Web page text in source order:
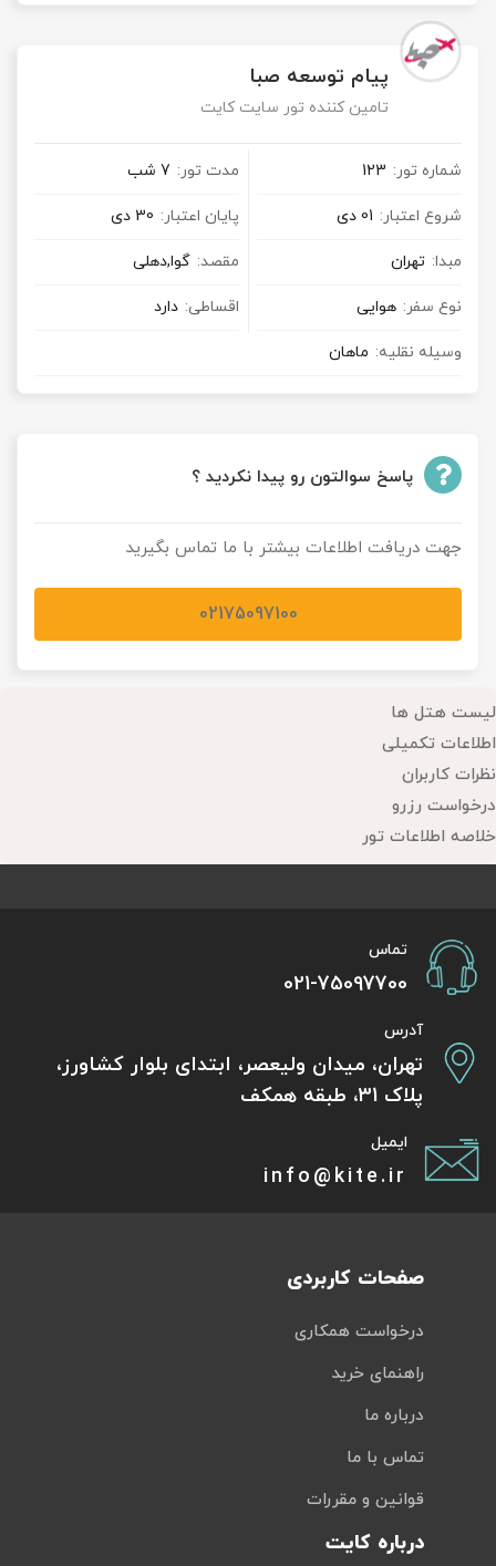
لیست هتل ها
اطلاعات تکمیلی
نظرات کاربران
درخواست رزرو
خلاصه اطلاعات تور
پیام توسعه صبا
تامین کننده تور سایت کایت
شماره تور: 123 مدت تور: 7 شب
شروع اعتبار: 01 دی پایان اعتبار: 30 دی
مبدا: تهران مقصد: گوا,دهلی
نوع سفر: هوایی اقساطی: دارد
وسیله نقلیه: ماهان
پاسخ سوالتون رو پیدا نکردید ؟
جهت دریافت اطلاعات بیشتر با ما تماس بگیرید
02175097100
تماس
021-75097700
آدرس
تهران، میدان ولیعصر، ابتدای بلوار کشاورز،
پلاک 31، طبقه همکف
ایمیل
info@kite.ir
صفحات کاربردی
درخواست همکاری
راهنمای خرید
درباره ما
تماس با ما
قوانین و مقررات
درباره کایت